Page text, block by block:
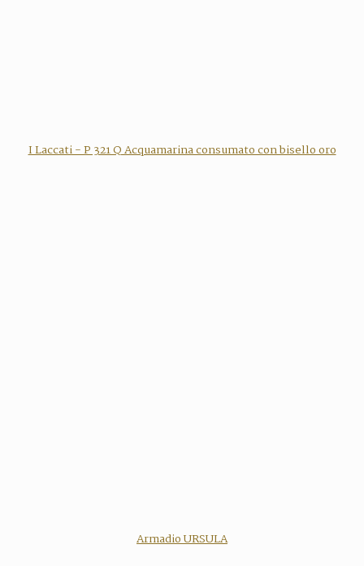
I Laccati - P 321 Q Acquamarina consumato con bisello oro
Armadio URSULA